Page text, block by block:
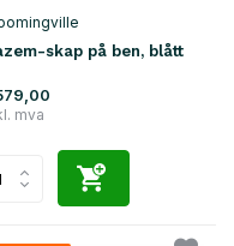
skap på ben, blått
mva